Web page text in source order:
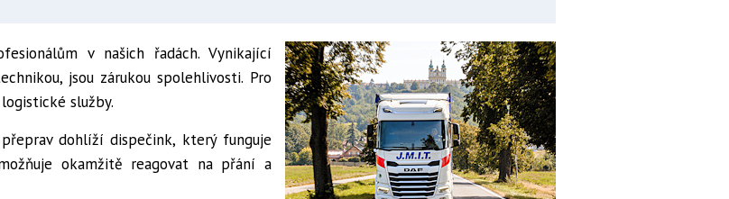
v našich řadách. Vynikající
jsou zárukou spolehlivosti. Pro
služby.
dohlíží dispečink, který funguje
okamžitě reagovat na přání a